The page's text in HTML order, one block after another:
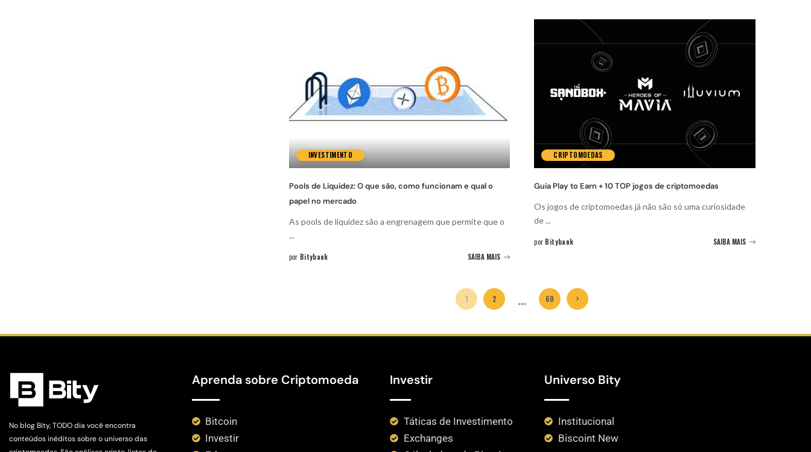
INVESTIMENTO
Pools de Liquidez: O que são, como funcionam e qual o
papel no mercado
As pools de liquidez são a engrenagem que permite que o
...
por Bitybank SAIBA MAIS
CRIPTOMOEDAS
Guia Play to Earn + 10 TOP jogos de criptomoedas
Os jogos de criptomoedas já não são só uma curiosidade
de...
por Bitybank SAIBA MAIS
1 2 … 60
No blog Bity, TODO dia você encontra
conteúdos inéditos sobre o universo das
Aprenda sobre Criptomoeda
Bitcoin
Investir
Investir
Táticas de Investimento
Exchanges
Universo Bity
Institucional
Biscoint New